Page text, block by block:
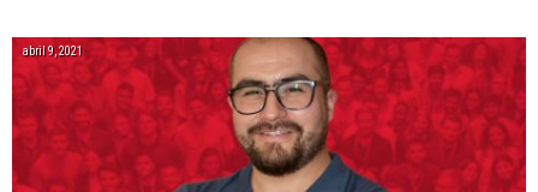
abril 9, 2021